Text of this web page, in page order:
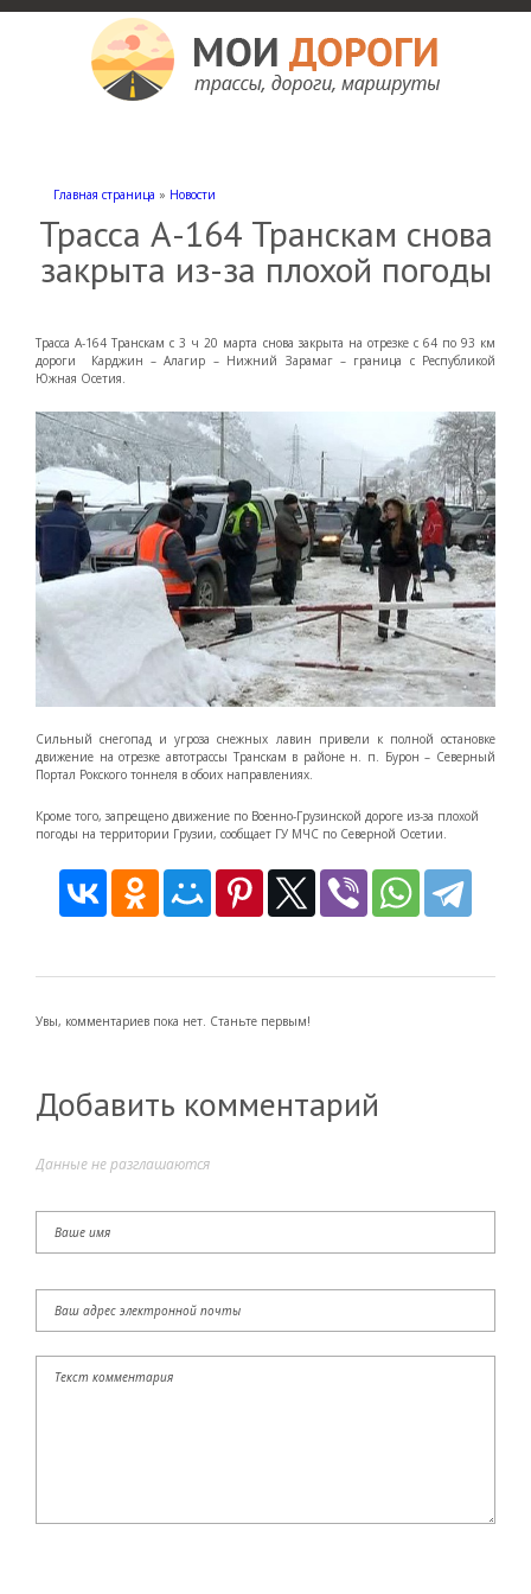
Главная страница » Новости
Трасса А-164 Транскам снова
закрыта из-за плохой погоды
Трасса А-164 Транскам с 3 ч 20 марта снова закрыта на отрезке с 64 по 93 км
дороги Карджин – Алагир – Нижний Зарамаг – граница с Республикой
Южная Осетия.
Сильный снегопад и угроза снежных лавин привели к полной остановке
движение на отрезке автотрассы Транскам в районе н. п. Бурон – Северный
Портал Рокского тоннеля в обоих направлениях.
Кроме того, запрещено движение по Военно-Грузинской дороге из-за плохой
погоды на территории Грузии, сообщает ГУ МЧС по Северной Осетии.
Увы, комментариев пока нет. Станьте первым!
Добавить комментарий
Данные не разглашаются